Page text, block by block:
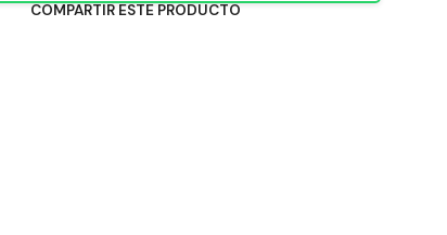
COMPARTIR ESTE PRODUCTO